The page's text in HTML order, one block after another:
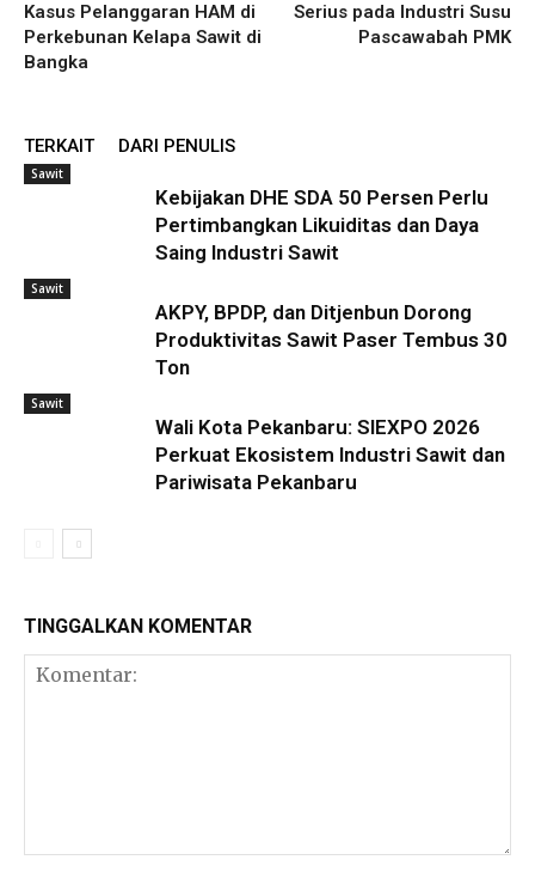
Kasus Pelanggaran HAM di
Perkebunan Kelapa Sawit di
Bangka
Serius pada Industri Susu
Pascawabah PMK
TERKAIT DARI PENULIS
Sawit
Kebijakan DHE SDA 50 Persen Perlu
Pertimbangkan Likuiditas dan Daya
Saing Industri Sawit
Sawit
AKPY, BPDP, dan Ditjenbun Dorong
Produktivitas Sawit Paser Tembus 30
Ton
Sawit
Wali Kota Pekanbaru: SIEXPO 2026
Perkuat Ekosistem Industri Sawit dan
Pariwisata Pekanbaru
TINGGALKAN KOMENTAR